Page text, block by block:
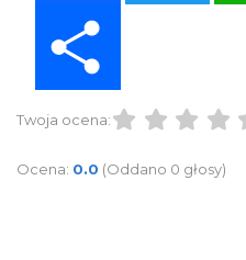
Twoja ocena:
Ocena: 0.0 (Oddano 0 głosy)